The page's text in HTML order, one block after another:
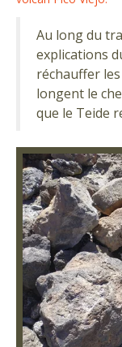
Au long du
explications
réchauffer
longent le
que le Teide